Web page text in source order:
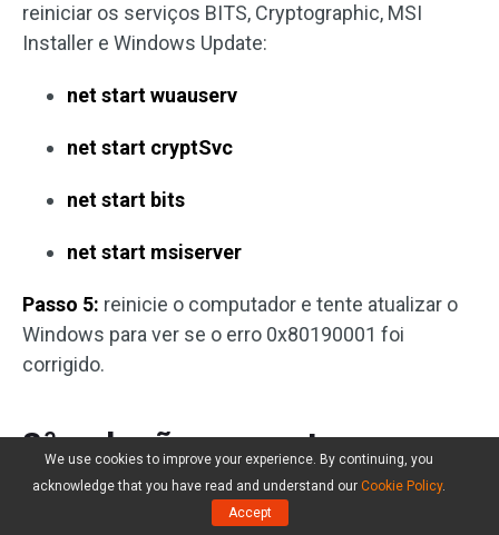
reiniciar os serviços BITS, Cryptographic, MSI
Installer e Windows Update:
net start wuauserv
net start cryptSvc
net start bits
net start msiserver
Passo 5: reinicie o computador e tente atualizar o
Windows para ver se o erro 0x80190001 foi
corrigido.
8ª solução: execute uma
inicialização limpa
We use cookies to improve your experience. By continuing, you
acknowledge that you have read and understand our Cookie Policy.
Accept